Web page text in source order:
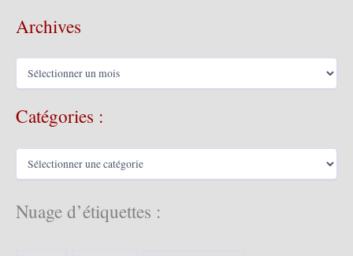
Archives
h
s
Catégories :
C
g
Nuage d’étiquettes :